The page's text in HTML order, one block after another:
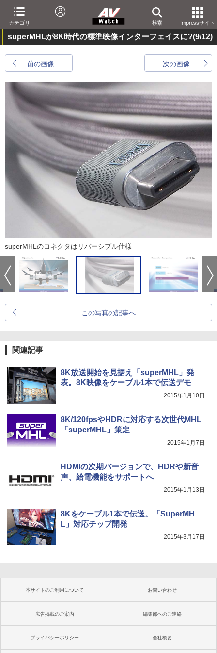
カテゴリ 検索 Impressサイト
superMHLが8K時代の標準映像インターフェイスに?(9/12)
前の画像 次の画像
superMHLのコネクタはリバーシブル仕様
この写真の記事へ
関連記事
8K放送開始を見据え「superMHL」発
表。8K映像をケーブル1本で伝送デモ
2015年1月10日
8K/120fpsやHDRに対応する次世代MHL
「superMHL」策定
2015年1月7日
HDMIの次期バージョンで、HDRや新音
声、給電機能をサポートへ
2015年1月13日
8Kをケーブル1本で伝送。「SuperMH
L」対応チップ開発
2015年3月17日
本サイトのご利用について お問い合わせ
広告掲載のご案内 編集部へのご連絡
プライバシーポリシー 会社概要